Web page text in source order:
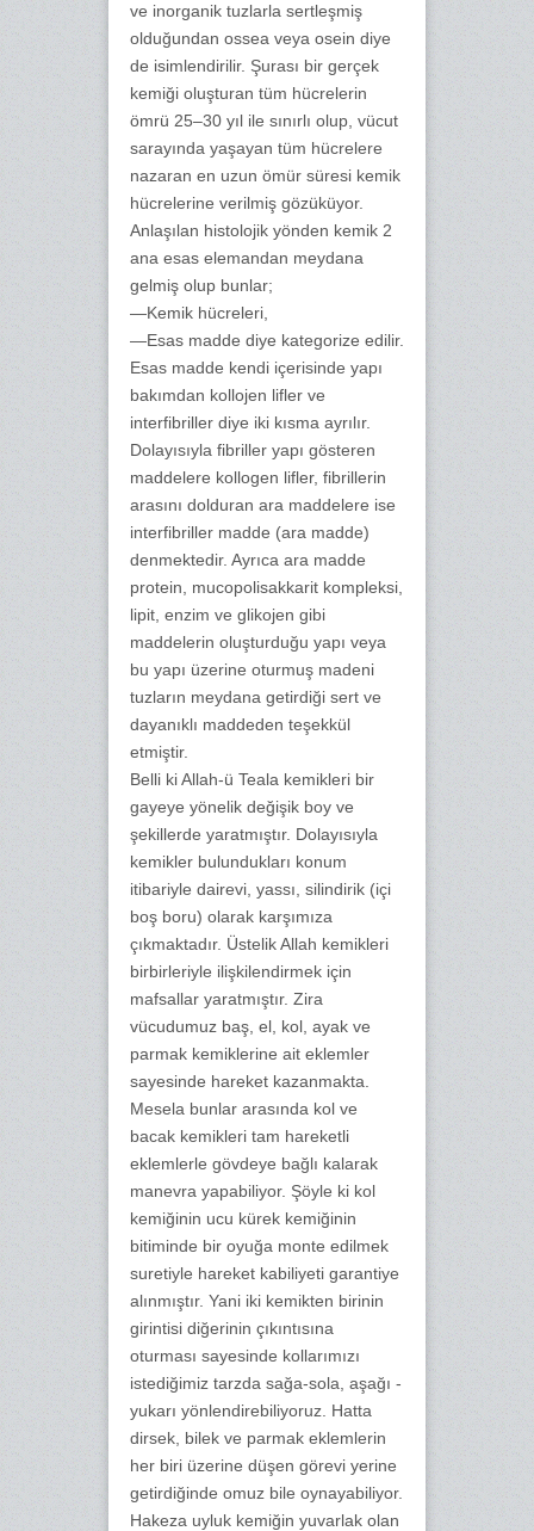
ve inorganik tuzlarla sertleşmiş
olduğundan ossea veya osein diye
de isimlendirilir. Şurası bir gerçek
kemiği oluşturan tüm hücrelerin
ömrü 25–30 yıl ile sınırlı olup, vücut
sarayında yaşayan tüm hücrelere
nazaran en uzun ömür süresi kemik
hücrelerine verilmiş gözüküyor.
Anlaşılan histolojik yönden kemik 2
ana esas elemandan meydana
gelmiş olup bunlar;
—Kemik hücreleri,
—Esas madde diye kategorize edilir.
Esas madde kendi içerisinde yapı
bakımdan kollojen lifler ve
interfibriller diye iki kısma ayrılır.
Dolayısıyla fibriller yapı gösteren
maddelere kollogen lifler, fibrillerin
arasını dolduran ara maddelere ise
interfibriller madde (ara madde)
denmektedir. Ayrıca ara madde
protein, mucopolisakkarit kompleksi,
lipit, enzim ve glikojen gibi
maddelerin oluşturduğu yapı veya
bu yapı üzerine oturmuş madeni
tuzların meydana getirdiği sert ve
dayanıklı maddeden teşekkül
etmiştir.
Belli ki Allah-ü Teala kemikleri bir
gayeye yönelik değişik boy ve
şekillerde yaratmıştır. Dolayısıyla
kemikler bulundukları konum
itibariyle dairevi, yassı, silindirik (içi
boş boru) olarak karşımıza
çıkmaktadır. Üstelik Allah kemikleri
birbirleriyle ilişkilendirmek için
mafsallar yaratmıştır. Zira
vücudumuz baş, el, kol, ayak ve
parmak kemiklerine ait eklemler
sayesinde hareket kazanmakta.
Mesela bunlar arasında kol ve
bacak kemikleri tam hareketli
eklemlerle gövdeye bağlı kalarak
manevra yapabiliyor. Şöyle ki kol
kemiğinin ucu kürek kemiğinin
bitiminde bir oyuğa monte edilmek
suretiyle hareket kabiliyeti garantiye
alınmıştır. Yani iki kemikten birinin
girintisi diğerinin çıkıntısına
oturması sayesinde kollarımızı
istediğimiz tarzda sağa-sola, aşağı -
yukarı yönlendirebiliyoruz. Hatta
dirsek, bilek ve parmak eklemlerin
her biri üzerine düşen görevi yerine
getirdiğinde omuz bile oynayabiliyor.
Hakeza uyluk kemiğin yuvarlak olan